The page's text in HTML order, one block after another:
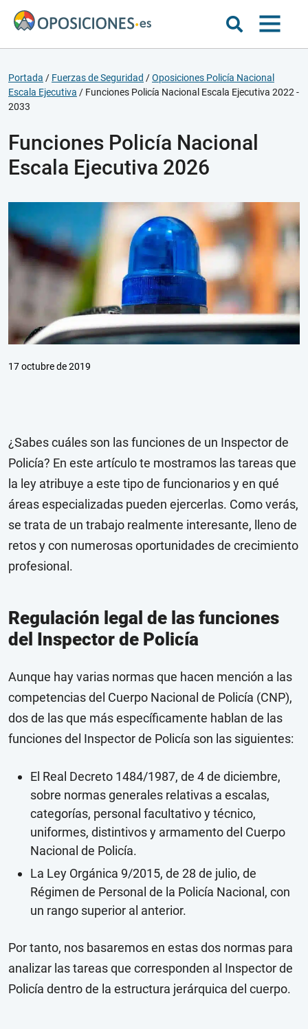
Portada / Fuerzas de Seguridad /Oposiciones Policía Nacional
Escala Ejecutiva / Funciones Policía Nacional Escala Ejecutiva 2022 -
2033
Funciones Policía Nacional
Escala Ejecutiva 2026
17 octubre de 2019
¿Sabes cuáles son las funciones de un Inspector de
Policía? En este artículo te mostramos las tareas que
la ley atribuye a este tipo de funcionarios y en qué
áreas especializadas pueden ejercerlas. Como verás,
se trata de un trabajo realmente interesante, lleno de
retos y con numerosas oportunidades de crecimiento
profesional.
Regulación legal de las funciones
del Inspector de Policía
Aunque hay varias normas que hacen mención a las
competencias del Cuerpo Nacional de Policía (CNP),
dos de las que más específicamente hablan de las
funciones del Inspector de Policía son las siguientes:
El Real Decreto 1484/1987, de 4 de diciembre,
sobre normas generales relativas a escalas,
categorías, personal facultativo y técnico,
uniformes, distintivos y armamento del Cuerpo
Nacional de Policía.
La Ley Orgánica 9/2015, de 28 de julio, de
Régimen de Personal de la Policía Nacional, con
un rango superior al anterior.
Por tanto, nos basaremos en estas dos normas para
analizar las tareas que corresponden al Inspector de
Policía dentro de la estructura jerárquica del cuerpo.